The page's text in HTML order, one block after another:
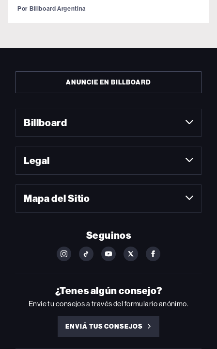
Por Billboard Argentina
ANUNCIE EN BILLBOARD
Billboard
Legal
Mapa del Sitio
Seguinos
FOLLOW
ON
INSTAGRAM
FOLLOW
ON
YOUTUBE
FOLLOW
ON
YOUTUBE
FOLLOW
ON
FOLLOW
ON
FACEBOOK
¿Tenes algún consejo?
Envíe tu consejos a través del formulario anónimo.
ENVIÁ TUS CONSEJOS
ENVIÁ